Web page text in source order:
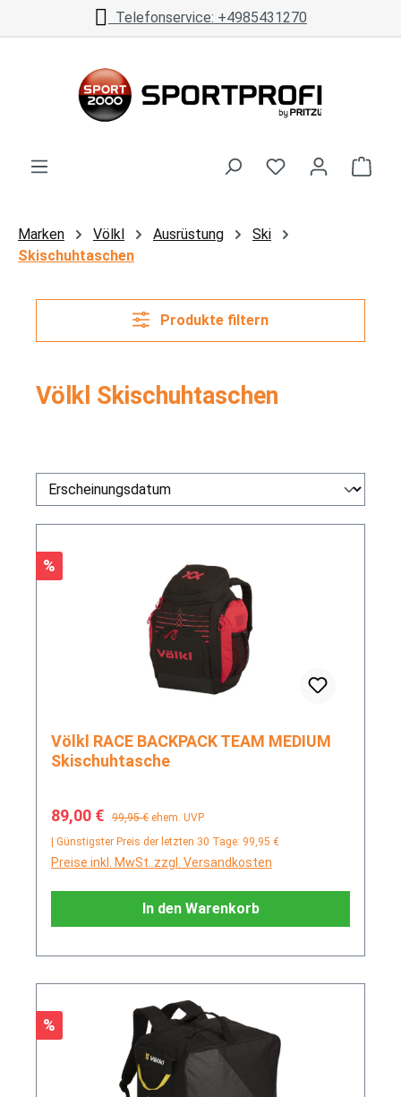
Zum Hauptinhalt springenTelefonservice: +4985431270
Marken Völkl Ausrüstung
Ski
Skischuhtaschen
Produkte filtern
Völkl Skischuhtaschen
Rabatt
%
Völkl RACE BACKPACK TEAM MEDIUM
Skischuhtasche
Verkaufspreis:
89,00 € Regulärer Preis:
99,95 € ehem. UVP
| Günstigster Preis der letzten 30 Tage: 99,95 €
Preise inkl. MwSt. zzgl. Versandkosten
In den Warenkorb
Rabatt
%